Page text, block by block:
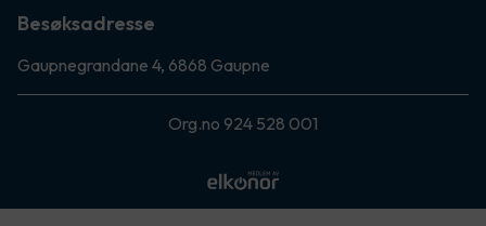
Besøksadresse
Gaupnegrandane 4, 6868 Gaupne
Org.no 924 528 001